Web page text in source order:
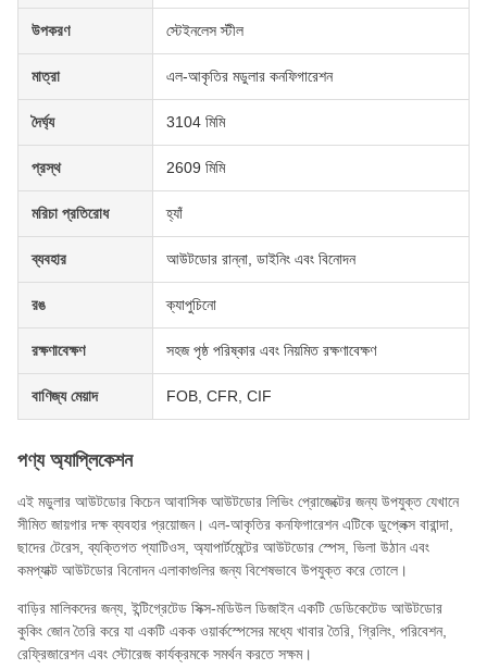
উপকরণ স্টেইনলেস স্টীল
মাত্রা এল-আকৃতির মডুলার কনফিগারেশন
দৈর্ঘ্য 3104 মিমি
প্রস্থ 2609 মিমি
মরিচা প্রতিরোধ হ্যাঁ
ব্যবহার আউটডোর রান্না, ডাইনিং এবং বিনোদন
রঙ ক্যাপুচিনো
রক্ষণাবেক্ষণ সহজ পৃষ্ঠ পরিষ্কার এবং নিয়মিত রক্ষণাবেক্ষণ
বাণিজ্য মেয়াদ FOB, CFR, CIF
পণ্য অ্যাপ্লিকেশন
এই মডুলার আউটডোর কিচেন আবাসিক আউটডোর লিভিং প্রোজেক্টের জন্য উপযুক্ত যেখানে
সীমিত জায়গার দক্ষ ব্যবহার প্রয়োজন। এল-আকৃতির কনফিগারেশন এটিকে ডুপ্লেক্স বারান্দা,
ছাদের টেরেস, ব্যক্তিগত প্যাটিওস, অ্যাপার্টমেন্টের আউটডোর স্পেস, ভিলা উঠান এবং
কমপ্যাক্ট আউটডোর বিনোদন এলাকাগুলির জন্য বিশেষভাবে উপযুক্ত করে তোলে।
বাড়ির মালিকদের জন্য, ইন্টিগ্রেটেড সিক্স-মডিউল ডিজাইন একটি ডেডিকেটেড আউটডোর
কুকিং জোন তৈরি করে যা একটি একক ওয়ার্কস্পেসের মধ্যে খাবার তৈরি, গ্রিলিং, পরিবেশন,
রেফ্রিজারেশন এবং স্টোরেজ কার্যক্রমকে সমর্থন করতে সক্ষম।